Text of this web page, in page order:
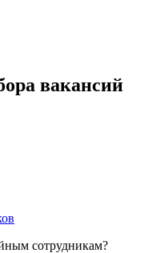
вакансий
сотрудникам?